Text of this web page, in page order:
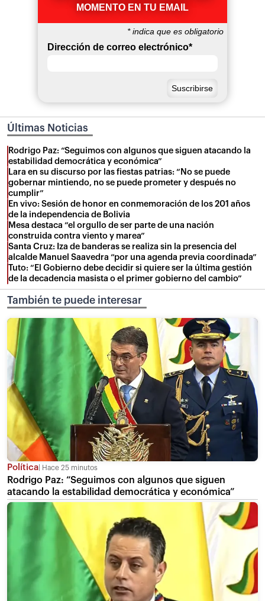
MOMENTO EN TU EMAIL
*indica que es obligatorio
Dirección de correo electrónico*
Últimas Noticias
Rodrigo Paz: “Seguimos con algunos que siguen atacando la
estabilidad democrática y económica”
Lara en su discurso por las fiestas patrias: “No se puede
gobernar mintiendo, no se puede prometer y después no
cumplir”
En vivo: Sesión de honor en conmemoración de los 201 años
de la independencia de Bolivia
Mesa destaca “el orgullo de ser parte de una nación
construida contra viento y marea”
Santa Cruz: Iza de banderas se realiza sin la presencia del
alcalde Manuel Saavedra “por una agenda previa coordinada”
Tuto: “El Gobierno debe decidir si quiere ser la última gestión
de la decadencia masista o el primer gobierno del cambio”
También te puede interesar
Política Hace 25 minutos
Rodrigo Paz: “Seguimos con algunos que siguen
atacando la estabilidad democrática y económica”